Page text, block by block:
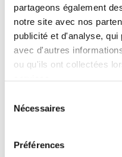
partageons également
notre site avec nos
publicité et d'analyse,
avec d'autres
ou qu'ils ont collectées
Nécessaires
Préférences
behar dituzu.
Indarkeri sexistaren